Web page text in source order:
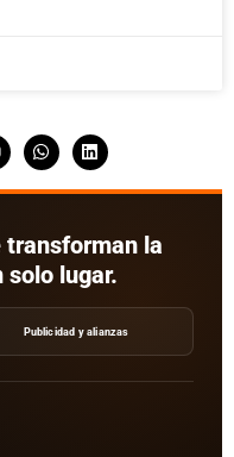
transforman la
solo lugar.
Publicidad y alianzas